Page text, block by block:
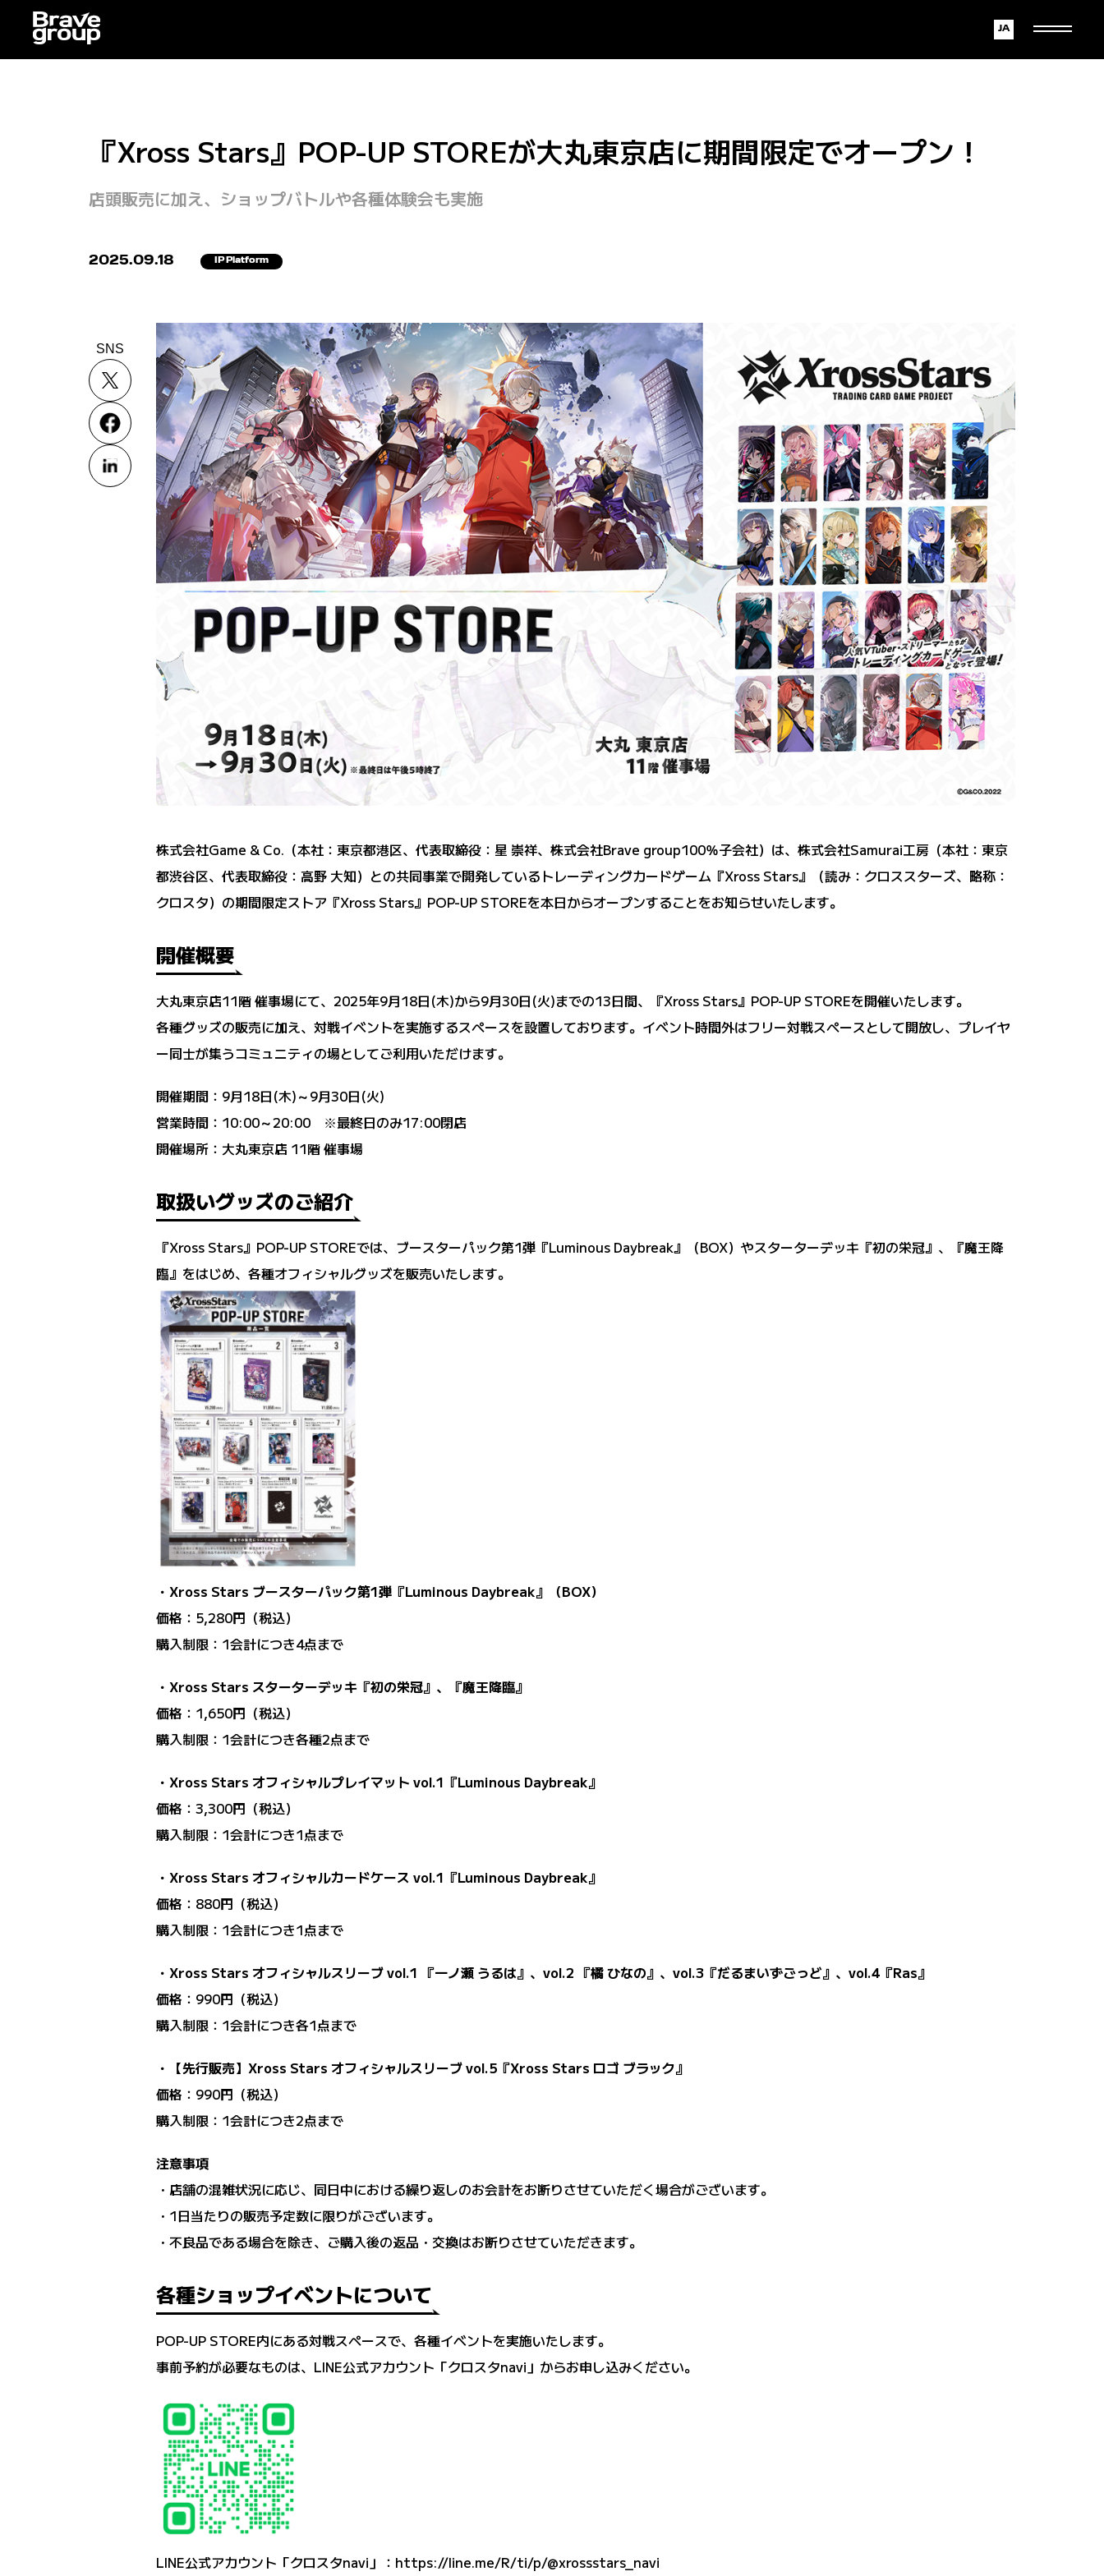
English
Japanese
『Xross Stars』POP-UP STOREが大丸東京店に期間限定でオープン！
店頭販売に加え、ショップバトルや各種体験会も実施
2025.09.18 IP Platform
SNS
株式会社Game & Co.（本社：東京都港区、代表取締役：星 崇祥、株式会社Brave group100％子会社）は、株式会社Samurai工房（本社：東京
都渋谷区、代表取締役：高野 大知）との共同事業で開発しているトレーディングカードゲーム『Xross Stars』（読み：クロススターズ、略称：
クロスタ）の期間限定ストア『Xross Stars』POP-UP STOREを本日からオープンすることをお知らせいたします。
開催概要
大丸東京店11階 催事場にて、2025年9月18日(木)から9月30日(火)までの13日間、『Xross Stars』POP-UP STOREを開催いたします。
各種グッズの販売に加え、対戦イベントを実施するスペースを設置しております。イベント時間外はフリー対戦スペースとして開放し、プレイヤ
ー同士が集うコミュニティの場としてご利用いただけます。
開催期間：9月18日(木)～9月30日(火)
営業時間：10:00～20:00 ※最終日のみ17:00閉店
開催場所：大丸東京店 11階 催事場
取扱いグッズのご紹介
『Xross Stars』POP-UP STOREでは、ブースターパック第1弾『Luminous Daybreak』（BOX）やスターターデッキ『初の栄冠』、『魔王降
臨』をはじめ、各種オフィシャルグッズを販売いたします。
・Xross Stars ブースターパック第1弾『Luminous Daybreak』（BOX）
価格：5,280円（税込）
購入制限：1会計につき4点まで
・Xross Stars スターターデッキ『初の栄冠』、『魔王降臨』
価格：1,650円（税込）
購入制限：1会計につき各種2点まで
・Xross Stars オフィシャルプレイマット vol.1『Luminous Daybreak』
価格：3,300円（税込）
購入制限：1会計につき1点まで
・Xross Stars オフィシャルカードケース vol.1『Luminous Daybreak』
価格：880円（税込）
購入制限：1会計につき1点まで
・Xross Stars オフィシャルスリーブ vol.1 『一ノ瀬 うるは』、vol.2 『橘 ひなの』、vol.3『だるまいずごっど』、vol.4『Ras』
価格：990円（税込）
購入制限：1会計につき各1点まで
・【先行販売】Xross Stars オフィシャルスリーブ vol.5『Xross Stars ロゴ ブラック』
価格：990円（税込）
購入制限：1会計につき2点まで
注意事項
・店舗の混雑状況に応じ、同日中における繰り返しのお会計をお断りさせていただく場合がございます。
・1日当たりの販売予定数に限りがございます。
・不良品である場合を除き、ご購入後の返品・交換はお断りさせていただきます。
各種ショップイベントについて
POP-UP STORE内にある対戦スペースで、各種イベントを実施いたします。
事前予約が必要なものは、LINE公式アカウント「クロスタnavi」からお申し込みください。
LINE公式アカウント「クロスタnavi」： https://line.me/R/ti/p/@xrossstars_navi